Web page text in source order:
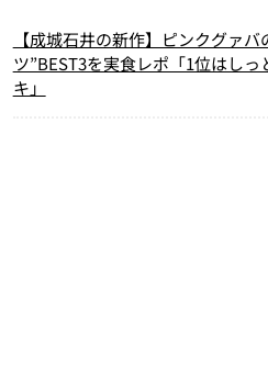
【成城石井の新作】ピンクグァ
ツ”BEST3を実食レポ「1位はし
キ」